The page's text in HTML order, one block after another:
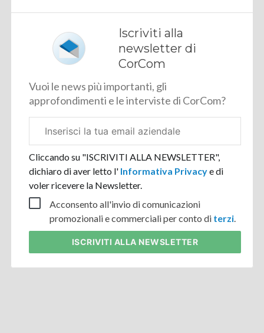
Iscriviti alla
newsletter di
CorCom
Vuoi le news più importanti, gli
approfondimenti e le interviste di CorCom?
aziendale
Cliccando su "ISCRIVITI ALLA NEWSLETTER",
dichiaro di aver letto l' Informativa Privacye di
voler ricevere la Newsletter.
Acconsento all'invio di comunicazioni
promozionali e commerciali per conto di terzi
ISCRIVITI ALLA NEWSLETTER